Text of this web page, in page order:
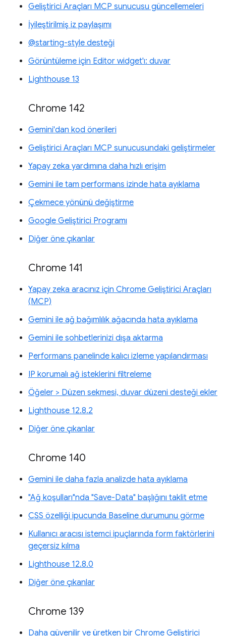
Geliştirici Araçları MCP sunucusu güncellemeleri
İyileştirilmiş iz paylaşımı
@starting-style desteği
Görüntüleme için Editor widget'ı: duvar
Lighthouse 13
Chrome 142
Gemini'dan kod önerileri
Geliştirici Araçları MCP sunucusundaki geliştirmeler
Yapay zeka yardımına daha hızlı erişim
Gemini ile tam performans izinde hata ayıklama
Çekmece yönünü değiştirme
Google Geliştirici Programı
Diğer öne çıkanlar
Chrome 141
Yapay zeka aracınız için Chrome Geliştirici Araçları
(MCP)
Gemini ile ağ bağımlılık ağacında hata ayıklama
Gemini ile sohbetlerinizi dışa aktarma
Performans panelinde kalıcı izleme yapılandırması
IP korumalı ağ isteklerini filtreleme
Öğeler > Düzen sekmesi, duvar düzeni desteği ekler
Lighthouse 12.8.2
Diğer öne çıkanlar
Chrome 140
Gemini ile daha fazla analizde hata ayıklama
"Ağ koşulları"nda "Save-Data" başlığını taklit etme
CSS özelliği ipucunda Baseline durumunu görme
Kullanıcı aracısı istemci ipuçlarında form faktörlerini
geçersiz kılma
Lighthouse 12.8.0
Diğer öne çıkanlar
Chrome 139
Daha güvenilir ve üretken bir Chrome Geliştirici